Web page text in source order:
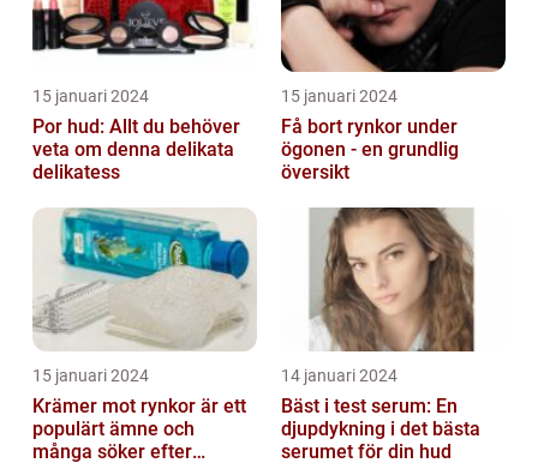
15 januari 2024
Por hud: Allt du behöver
veta om denna delikata
delikatess
15 januari 2024
Få bort rynkor under
ögonen - en grundlig
översikt
15 januari 2024
Krämer mot rynkor är ett
populärt ämne och
många söker efter
14 januari 2024
Bäst i test serum: En
djupdykning i det bästa
serumet för din hud